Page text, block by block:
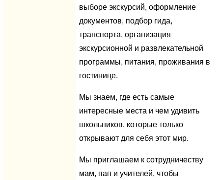
выборе экскурсий, оформление
документов, подбор гида,
транспорта, организация
экскурсионной и развлекательной
программы, питания, проживания в
гостинице.
Мы знаем, где есть самые
интересные места и чем удивить
школьников, которые только
открывают для себя этот мир.
Мы приглашаем к сотрудничеству
мам, пап и учителей, чтобы